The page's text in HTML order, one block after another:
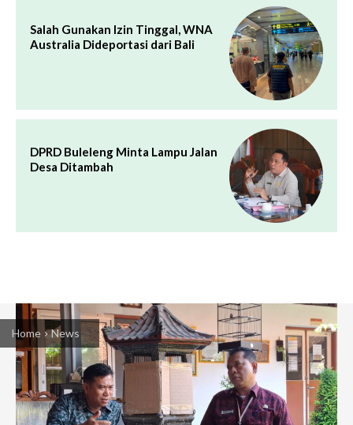
Salah Gunakan Izin Tinggal, WNA
Australia Dideportasi dari Bali
DPRD Buleleng Minta Lampu Jalan
Desa Ditambah